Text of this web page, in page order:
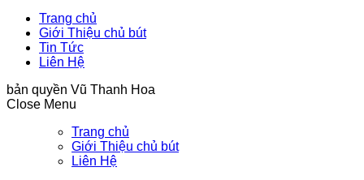
Trang chủ
Giới Thiệu chủ bút
Tin Tức
Liên Hệ
bản quyền Vũ Thanh Hoa
Close Menu
Trang chủ
Giới Thiệu chủ bút
Liên Hệ